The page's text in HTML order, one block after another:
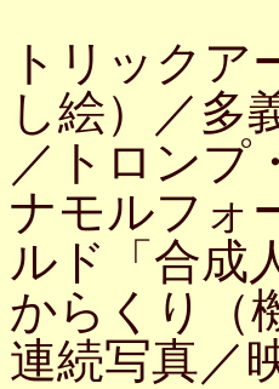
トリックア
し絵）／多
／トロンプ
ナモルフォ
ルド「合成
からくり（
連続写真／